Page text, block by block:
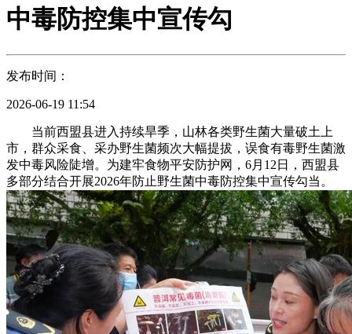
中毒防控集中宣传勾
发布时间：
2026-06-19 11:54
当前西盟县进入持续旱季，山林各类野生菌大量破土上
市，群众采食、采办野生菌频次大幅提拔，误食有毒野生菌激
发中毒风险陡增。为建牢食物平安防护网，6月12日，西盟县
多部分结合开展2026年防止野生菌中毒防控集中宣传勾当。